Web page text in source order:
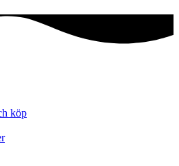
köp